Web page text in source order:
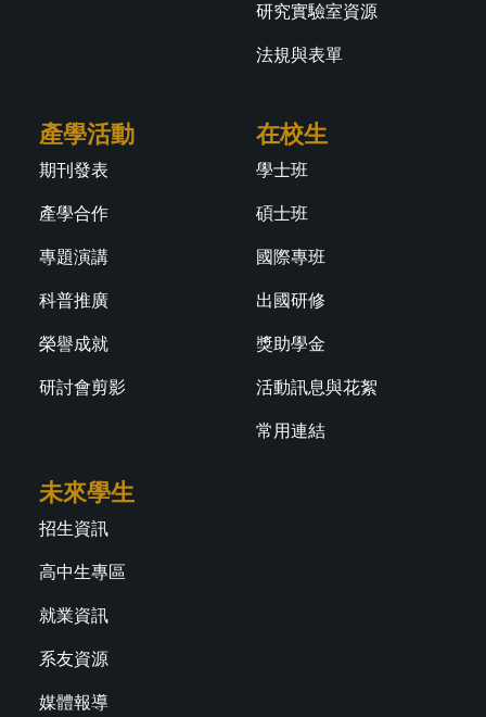
研究實驗室資源
法規與表單
產學活動
期刊發表
產學合作
專題演講
科普推廣
榮譽成就
研討會剪影
在校生
學士班
碩士班
國際專班
出國研修
獎助學金
活動訊息與花絮
常用連結
未來學生
招生資訊
高中生專區
就業資訊
系友資源
媒體報導